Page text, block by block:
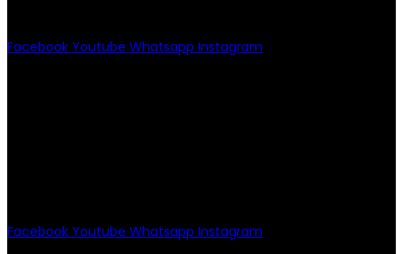
Facebook Youtube Whatsapp Instagram
Facebook Youtube Whatsapp Instagram